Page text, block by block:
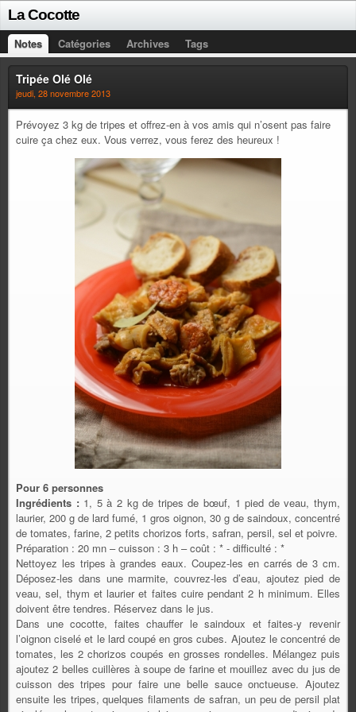
La Cocotte
Notes Catégories Archives Tags
Tripée Olé Olé
jeudi, 28 novembre 2013
Prévoyez 3 kg de tripes et offrez-en à vos amis qui n’osent pas faire
cuire ça chez eux. Vous verrez, vous ferez des heureux !
Pour 6 personnes
Ingrédients :1, 5 à 2 kg de tripes de bœuf, 1 pied de veau, thym,
laurier, 200 g de lard fumé, 1 gros oignon, 30 g de saindoux, concentré
de tomates, farine, 2 petits chorizos forts, safran, persil, sel et poivre.
Préparation : 20 mn – cuisson : 3 h – coût : * - difficulté : *
Nettoyez les tripes à grandes eaux. Coupez-les en carrés de 3 cm.
Déposez-les dans une marmite, couvrez-les d’eau, ajoutez pied de
veau, sel, thym et laurier et faites cuire pendant 2 h minimum. Elles
doivent être tendres. Réservez dans le jus.
Dans une cocotte, faites chauffer le saindoux et faites-y revenir
l’oignon ciselé et le lard coupé en gros cubes. Ajoutez le concentré de
tomates, les 2 chorizos coupés en grosses rondelles. Mélangez puis
ajoutez 2 belles cuillères à soupe de farine et mouillez avec du jus de
cuisson des tripes pour faire une belle sauce onctueuse. Ajoutez
ensuite les tripes, quelques filaments de safran, un peu de persil plat